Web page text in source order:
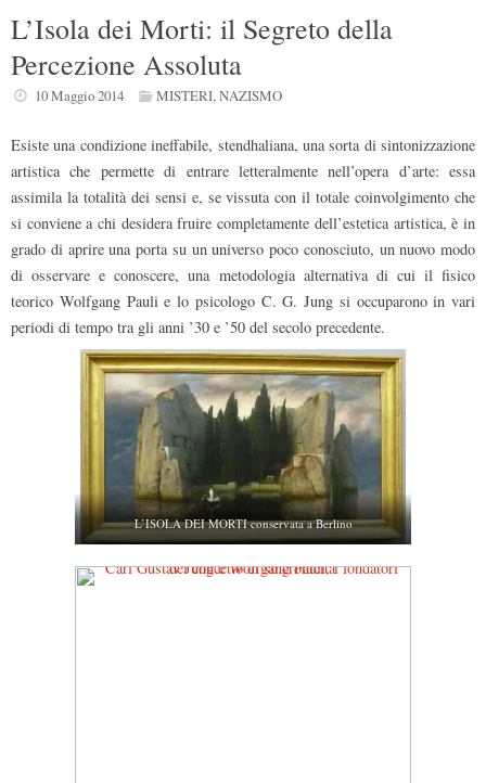
L’Isola dei Morti: il Segreto della
Percezione Assoluta
10 Maggio 2014 MISTERI,NAZISMO
Esiste una condizione ineffabile, stendhaliana, una sorta di sintonizzazione
artistica che permette di entrare letteralmente nell’opera d’arte: essa
assimila la totalità dei sensi e, se vissuta con il totale coinvolgimento che
si conviene a chi desidera fruire completamente dell’estetica artistica, è in
grado di aprire una porta su un universo poco conosciuto, un nuovo modo
di osservare e conoscere, una metodologia alternativa di cui il fisico
teorico Wolfgang Pauli e lo psicologo C. G. Jung si occuparono in vari
periodi di tempo tra gli anni ’30 e ’50 del secolo precedente.
L’ISOLA DEI MORTI conservata a Berlino